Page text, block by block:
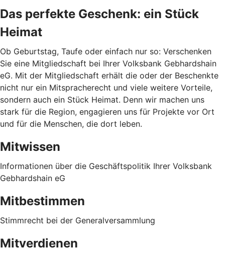
Das perfekte Geschenk: ein Stück
Heimat
Ob Geburtstag, Taufe oder einfach nur so: Verschenken
Sie eine Mitgliedschaft bei Ihrer Volksbank Gebhardshain
eG. Mit der Mitgliedschaft erhält die oder der Beschenkte
nicht nur ein Mitspracherecht und viele weitere Vorteile,
sondern auch ein Stück Heimat. Denn wir machen uns
stark für die Region, engagieren uns für Projekte vor Ort
und für die Menschen, die dort leben.
Mitwissen
Informationen über die Geschäftspolitik Ihrer Volksbank
Gebhardshain eG
Mitbestimmen
Stimmrecht bei der Generalversammlung
Mitverdienen